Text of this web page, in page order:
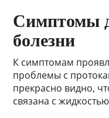
Симптомы
болезни
К симптомам
проблемы с
прекрасно видно,
связана с